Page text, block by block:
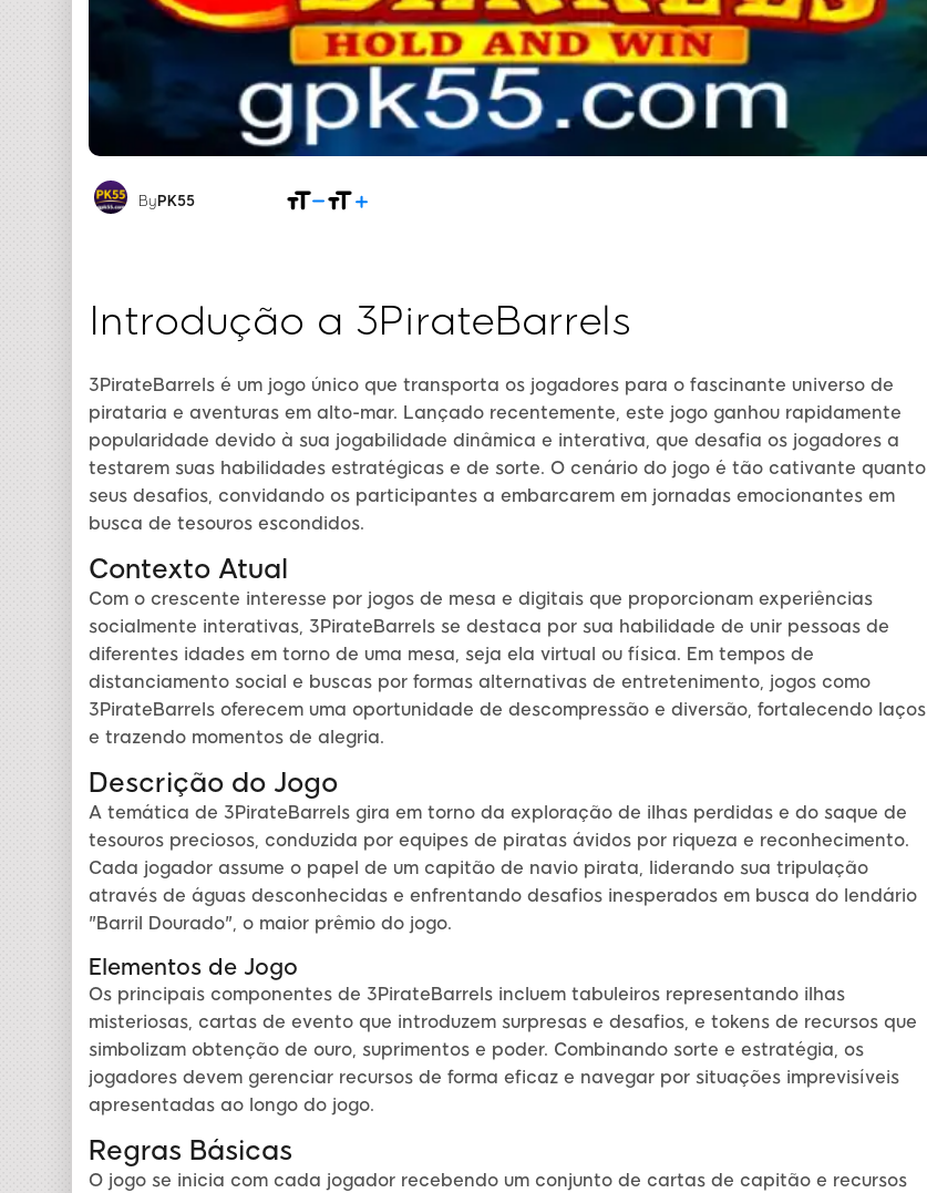
By PK55
Introdução a 3PirateBarrels
3PirateBarrels é um jogo único que transporta os jogadores para o fascinante universo de
pirataria e aventuras em alto-mar. Lançado recentemente, este jogo ganhou rapidamente
popularidade devido à sua jogabilidade dinâmica e interativa, que desafia os jogadores a
testarem suas habilidades estratégicas e de sorte. O cenário do jogo é tão cativante quanto
seus desafios, convidando os participantes a embarcarem em jornadas emocionantes em
busca de tesouros escondidos.
Contexto Atual
Com o crescente interesse por jogos de mesa e digitais que proporcionam experiências
socialmente interativas, 3PirateBarrels se destaca por sua habilidade de unir pessoas de
diferentes idades em torno de uma mesa, seja ela virtual ou física. Em tempos de
distanciamento social e buscas por formas alternativas de entretenimento, jogos como
3PirateBarrels oferecem uma oportunidade de descompressão e diversão, fortalecendo laços
e trazendo momentos de alegria.
Descrição do Jogo
A temática de 3PirateBarrels gira em torno da exploração de ilhas perdidas e do saque de
tesouros preciosos, conduzida por equipes de piratas ávidos por riqueza e reconhecimento.
Cada jogador assume o papel de um capitão de navio pirata, liderando sua tripulação
através de águas desconhecidas e enfrentando desafios inesperados em busca do lendário
"Barril Dourado", o maior prêmio do jogo.
Elementos de Jogo
Os principais componentes de 3PirateBarrels incluem tabuleiros representando ilhas
misteriosas, cartas de evento que introduzem surpresas e desafios, e tokens de recursos que
simbolizam obtenção de ouro, suprimentos e poder. Combinando sorte e estratégia, os
jogadores devem gerenciar recursos de forma eficaz e navegar por situações imprevisíveis
apresentadas ao longo do jogo.
Regras Básicas
O jogo se inicia com cada jogador recebendo um conjunto de cartas de capitão e recursos